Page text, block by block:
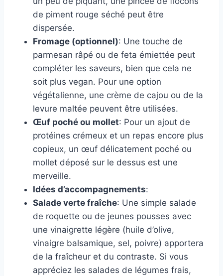
de piment rouge séché peut être
dispersée.
Fromage (optionnel): Une touche de
parmesan râpé ou de feta émiettée peut
compléter les saveurs, bien que cela ne
soit plus vegan. Pour une option
végétalienne, une crème de cajou ou de la
levure maltée peuvent être utilisées.
Œuf poché ou mollet: Pour un ajout de
protéines crémeux et un repas encore plus
copieux, un œuf délicatement poché ou
mollet déposé sur le dessus est une
merveille.
Idées d’accompagnements:
Salade verte fraîche: Une simple salade
de roquette ou de jeunes pousses avec
une vinaigrette légère (huile d’olive,
vinaigre balsamique, sel, poivre) apportera
de la fraîcheur et du contraste. Si vous
appréciez les salades de légumes frais,